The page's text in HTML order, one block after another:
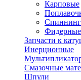
Карповые
Фидерные
Запчасти к
Инерционные
Смазочные
Шпули